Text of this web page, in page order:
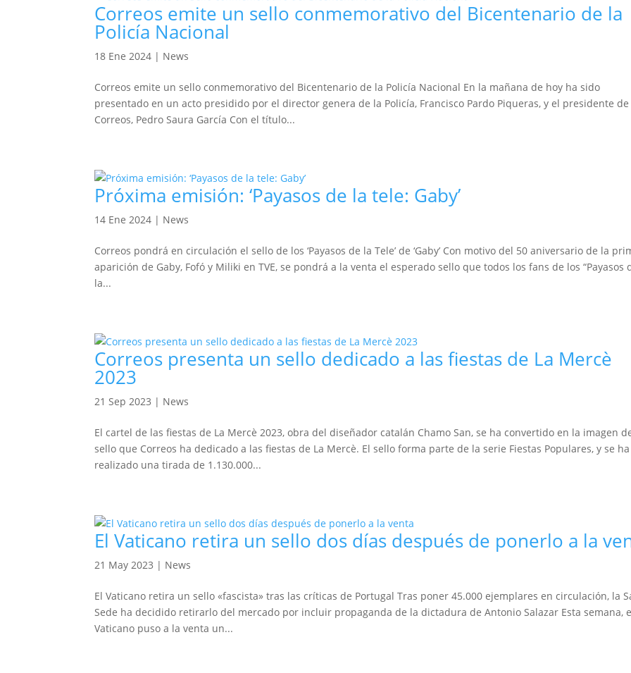
Correos emite un sello conmemorativo del Bicentenario de la
Policía Nacional
18 Ene 2024 | News
Correos emite un sello conmemorativo del Bicentenario de la Policía Nacional En la mañana de hoy ha sido
presentado en un acto presidido por el director genera de la Policía, Francisco Pardo Piqueras, y el presidente de
Correos, Pedro Saura García Con el título...
Próxima emisión: ‘Payasos de la tele: Gaby’
14 Ene 2024 | News
Correos pondrá en circulación el sello de los ‘Payasos de la Tele’ de ‘Gaby’ Con motivo del 50 aniversario de la
aparición de Gaby, Fofó y Miliki en TVE, se pondrá a la venta el esperado sello que todos los fans de los “Payasos
la...
Correos presenta un sello dedicado a las fiestas de La Mercè
2023
21 Sep 2023 | News
El cartel de las fiestas de La Mercè 2023, obra del diseñador catalán Chamo San, se ha convertido en la imagen
sello que Correos ha dedicado a las fiestas de La Mercè. El sello forma parte de la serie Fiestas Populares, y se ha
realizado una tirada de 1.130.000...
El Vaticano retira un sello dos días después de ponerlo a la
21 May 2023 | News
El Vaticano retira un sello «fascista» tras las críticas de Portugal Tras poner 45.000 ejemplares en circulación, la
Sede ha decidido retirarlo del mercado por incluir propaganda de la dictadura de Antonio Salazar Esta semana,
Vaticano puso a la venta un...